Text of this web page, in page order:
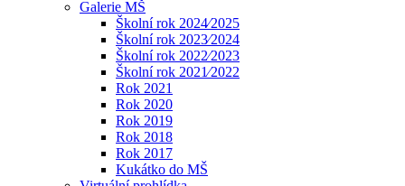
Galerie MŠ
Školní rok 2024⁄2025
Školní rok 2023⁄2024
Školní rok 2022⁄2023
Školní rok 2021⁄2022
Rok 2021
Rok 2020
Rok 2019
Rok 2018
Rok 2017
Kukátko do MŠ